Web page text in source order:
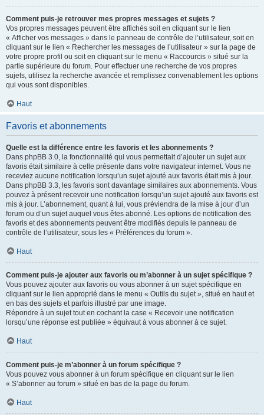
Comment puis-je retrouver mes propres messages et sujets ?
Vos propres messages peuvent être affichés soit en cliquant sur le lien
« Afficher vos messages » dans le panneau de contrôle de l’utilisateur, soit en
cliquant sur le lien « Rechercher les messages de l’utilisateur » sur la page de
votre propre profil ou soit en cliquant sur le menu « Raccourcis » situé sur la
partie supérieure du forum. Pour effectuer une recherche de vos propres
sujets, utilisez la recherche avancée et remplissez convenablement les options
qui vous sont disponibles.
Haut
Favoris et abonnements
Quelle est la différence entre les favoris et les abonnements ?
Dans phpBB 3.0, la fonctionnalité qui vous permettait d’ajouter un sujet aux
favoris était similaire à celle présente dans votre navigateur internet. Vous ne
receviez aucune notification lorsqu’un sujet ajouté aux favoris était mis à jour.
Dans phpBB 3.3, les favoris sont davantage similaires aux abonnements. Vous
pouvez à présent recevoir une notification lorsqu’un sujet ajouté aux favoris est
mis à jour. L’abonnement, quant à lui, vous préviendra de la mise à jour d’un
forum ou d’un sujet auquel vous êtes abonné. Les options de notification des
favoris et des abonnements peuvent être modifiés depuis le panneau de
contrôle de l’utilisateur, sous les « Préférences du forum ».
Haut
Comment puis-je ajouter aux favoris ou m’abonner à un sujet spécifique ?
Vous pouvez ajouter aux favoris ou vous abonner à un sujet spécifique en
cliquant sur le lien approprié dans le menu « Outils du sujet », situé en haut et
en bas des sujets et parfois illustré par une image.
Répondre à un sujet tout en cochant la case « Recevoir une notification
lorsqu’une réponse est publiée » équivaut à vous abonner à ce sujet.
Haut
Comment puis-je m’abonner à un forum spécifique ?
Vous pouvez vous abonner à un forum spécifique en cliquant sur le lien
« S’abonner au forum » situé en bas de la page du forum.
Haut